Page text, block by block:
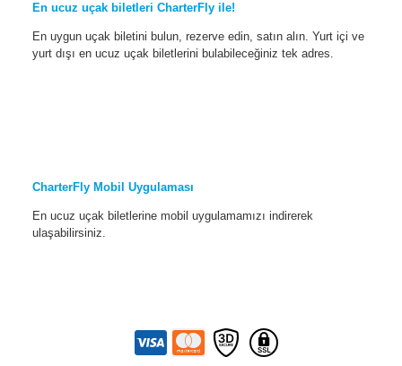
En ucuz uçak biletleri CharterFly ile!
En uygun uçak biletini bulun, rezerve edin, satın alın. Yurt içi ve
yurt dışı en ucuz uçak biletlerini bulabileceğiniz tek adres.
CharterFly Mobil Uygulaması
En ucuz uçak biletlerine mobil uygulamamızı indirerek
ulaşabilirsiniz.